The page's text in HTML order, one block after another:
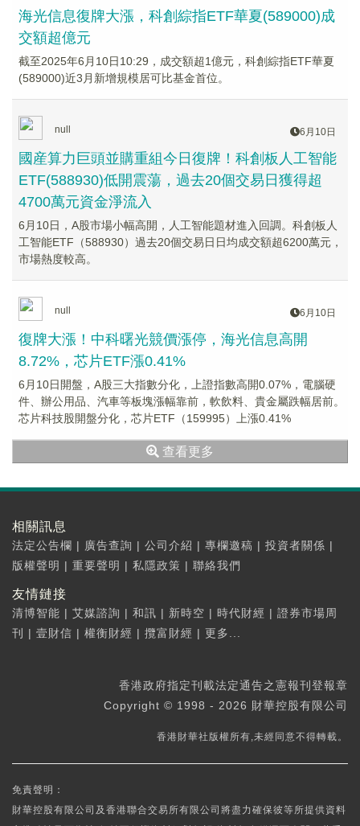
海光信息復牌大漲，科創綜指ETF華夏(589000)成
交額超億元
截至2025年6月10日10:29，成交額超1億元，科創綜指ETF華夏
(589000)近3月新增規模居可比基金首位。
null 6月10日
國産算力巨頭並購重組今日復牌！科創板人工智能
ETF(588930)低開震蕩，過去20個交易日獲得超
4700萬元資金淨流入
6月10日，A股市場小幅高開，人工智能題材進入回調。科創板人
工智能ETF（588930）過去20個交易日日均成交額超6200萬元，
市場熱度較高。
null 6月10日
復牌大漲！中科曙光競價漲停，海光信息高開
8.72%，芯片ETF漲0.41%
6月10日開盤，A股三大指數分化，上證指數高開0.07%，電腦硬
件、辦公用品、汽車等板塊漲幅靠前，軟飲料、貴金屬跌幅居前。
芯片科技股開盤分化，芯片ETF（159995）上漲0.41%
查看更多
相關訊息
法定公告欄 | 廣告查詢 | 公司介紹 | 專欄邀稿 | 投資者關係 |
版權聲明 | 重要聲明 | 私隱政策 | 聯絡我們
友情鏈接
清博智能 | 艾媒諮詢 | 和訊 | 新時空 | 時代財經 | 證券市場周
刊
| 壹財信 | 權衡財經 | 攬富財經 | 更多...
香港政府指定刊載法定通告之憲報刊登報章
Copyright © 1998 - 2026 財華控股有限公司
香港財華社版權所有,未經同意不得轉載。
免責聲明：
財華控股有限公司及香港聯合交易所有限公司將盡力確保彼等所提供資料